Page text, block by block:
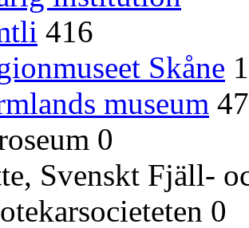
416
Skåne 1
museum 47
0
Svenskt Fjäll-
0